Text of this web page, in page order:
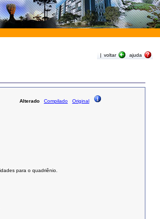
| voltar ajuda
Alterado Compilado Original
para o quadriênio.